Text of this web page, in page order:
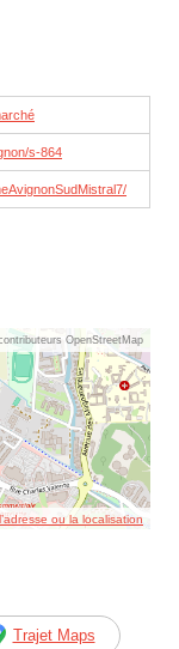
s-864
OpenStreetMap
ou la localisation
Trajet Maps